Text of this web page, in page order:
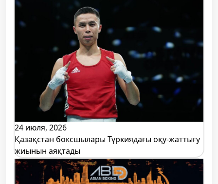
24 июля, 2026
Қазақстан боксшылары Түркиядағы оқу-жаттығу
жиынын аяқтады